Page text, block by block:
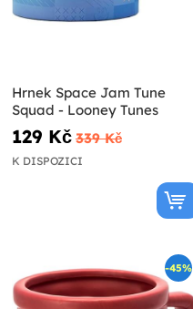
Hrnek Space Jam Tune
Squad - Looney Tunes
129 Kč 339 Kč
K DISPOZICI
-45%